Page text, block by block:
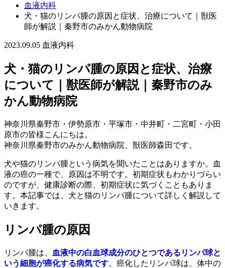
血液内科
犬・猫のリンパ腫の原因と症状、治療について｜獣医
師が解説｜秦野市のみかん動物病院
2023.09.05 血液内科
犬・猫のリンパ腫の原因と症状、治療
について｜獣医師が解説｜秦野市のみ
かん動物病院
神奈川県秦野市・伊勢原市・平塚市・中井町・二宮町・小田
原市の皆様こんにちは。
神奈川県秦野市のみかん動物病院、獣医師森田です。
犬や猫のリンパ腫という病気を聞いたことはありますか。血
液の癌の一種で、原因は不明です。初期症状もわかりづらい
のですが、健康診断の際、初期症状に気づくこともありま
す。本記事では、犬と猫のリンパ腫について詳しく解説して
いきます。
リンパ腫の原因
リンパ腫は、
血液中の白血球成分のひとつであるリンパ球と
いう細胞が癌化する病気です。癌化したリンパ球は、体中の